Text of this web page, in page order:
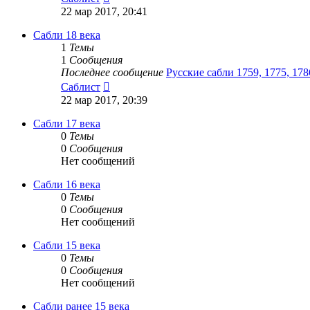
к
22 мар 2017, 20:41
Сабли 18 века
1 Темы
1 Сообщения
Последнее сообщение Русские сабли 1759, 1775,
Саблист
к
22 мар 2017, 20:39
Сабли 17 века
0 Темы
0 Сообщения
Нет сообщений
Сабли 16 века
0 Темы
0 Сообщения
Нет сообщений
Сабли 15 века
0 Темы
0 Сообщения
Нет сообщений
Сабли ранее 15 века